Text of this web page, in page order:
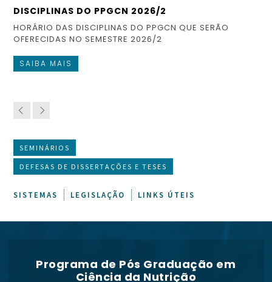
DISCIPLINAS DO PPGCN 2026/2
HORÁRIO DAS DISCIPLINAS DO PPGCN QUE SERÃO
OFERECIDAS NO SEMESTRE 2026/2
SAIBA MAIS
SEMINÁRIOS
DEFESAS DE DISSERTAÇÕES E TESES
SISTEMAS LEGISLAÇÃO LINKS ÚTEIS
Programa de Pós Graduação em
Ciência da Nutrição